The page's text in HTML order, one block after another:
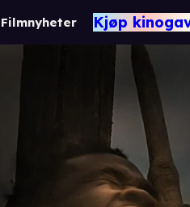
Filmnyheter Kjøp